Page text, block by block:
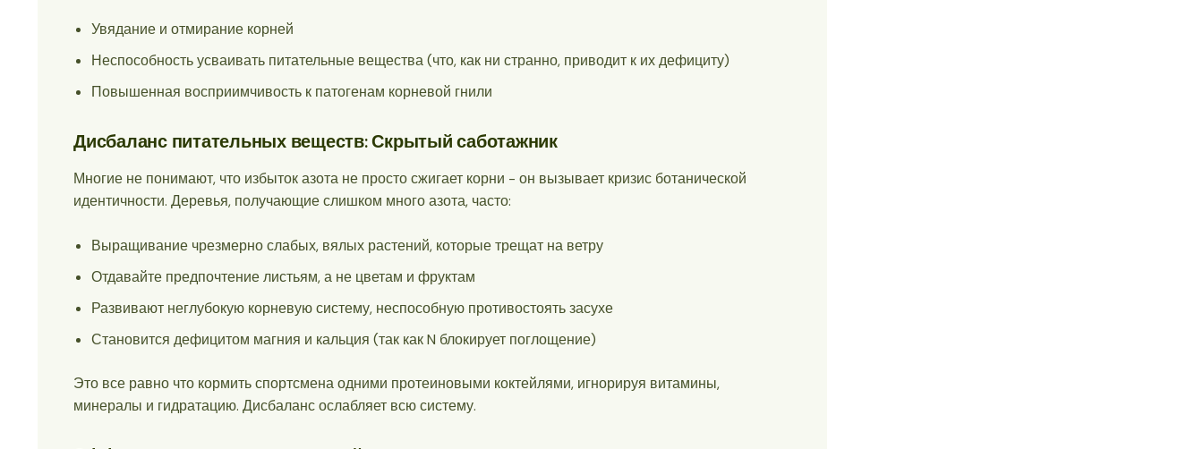
Увядание и отмирание корней
Неспособность усваивать питательные вещества (что, как ни странно, приводит к их дефициту)
Повышенная восприимчивость к патогенам корневой гнили
Дисбаланс питательных веществ: Скрытый саботажник
Многие не понимают, что избыток азота не просто сжигает корни - он вызывает кризис ботанической
идентичности. Деревья, получающие слишком много азота, часто:
Выращивание чрезмерно слабых, вялых растений, которые трещат на ветру
Отдавайте предпочтение листьям, а не цветам и фруктам
Развивают неглубокую корневую систему, неспособную противостоять засухе
Становится дефицитом магния и кальция (так как N блокирует поглощение)
Это все равно что кормить спортсмена одними протеиновыми коктейлями, игнорируя витамины,
минералы и гидратацию. Дисбаланс ослабляет всю систему.